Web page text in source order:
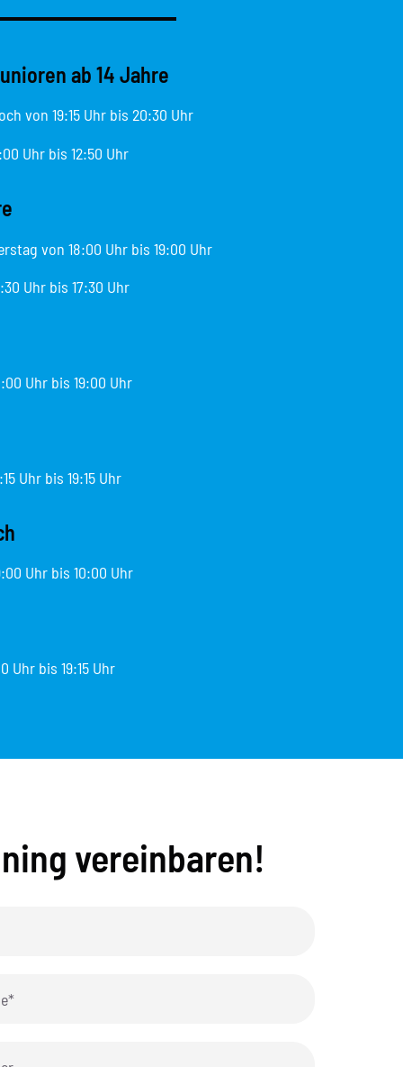
ab 14 Jahre
von 19:15 Uhr bis 20:30 Uhr
Uhr bis 12:50 Uhr
von 18:00 Uhr bis 19:00 Uhr
Uhr bis 17:30 Uhr
Uhr bis 19:00 Uhr
Uhr bis 19:15 Uhr
Uhr bis 10:00 Uhr
Uhr bis 19:15 Uhr
vereinbaren!